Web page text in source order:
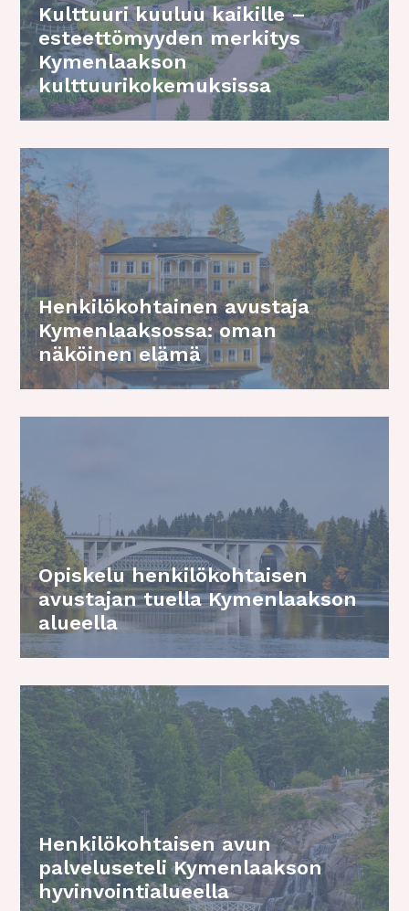
Kulttuuri kuuluu kaikille –
esteettömyyden merkitys
Kymenlaakson
kulttuurikokemuksissa
Henkilökohtainen avustaja
Kymenlaaksossa: oman
näköinen elämä
Opiskelu henkilökohtaisen
avustajan tuella Kymenlaakson
alueella
Henkilökohtaisen avun
palveluseteli Kymenlaakson
hyvinvointialueella